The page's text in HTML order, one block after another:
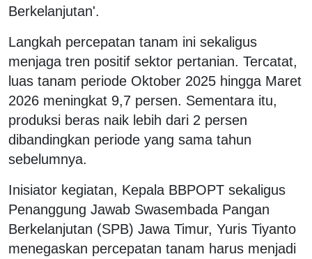
Berkelanjutan'.
Langkah percepatan tanam ini sekaligus
menjaga tren positif sektor pertanian. Tercatat,
luas tanam periode Oktober 2025 hingga Maret
2026 meningkat 9,7 persen. Sementara itu,
produksi beras naik lebih dari 2 persen
dibandingkan periode yang sama tahun
sebelumnya.
Inisiator kegiatan, Kepala BBPOPT sekaligus
Penanggung Jawab Swasembada Pangan
Berkelanjutan (SPB) Jawa Timur, Yuris Tiyanto
menegaskan percepatan tanam harus menjadi